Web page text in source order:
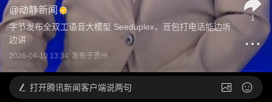
@动静新闻
字节发布全双工语音大模型 Seeduplex，豆包打电话能边听
边讲
2026-04-10 13:34 发布于贵州
1
打开腾讯新闻客户端说两句